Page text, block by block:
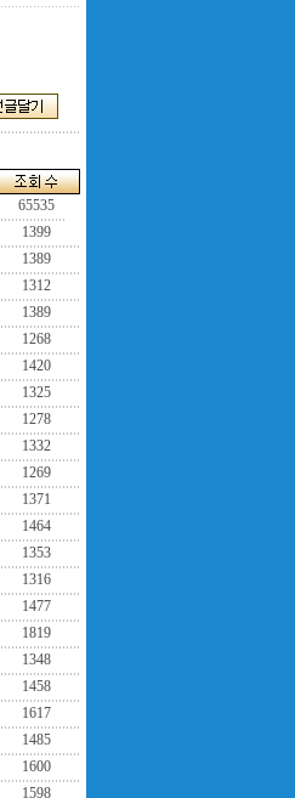
65535
1399
1389
1312
1389
1268
1420
1325
1278
1332
1269
1371
1464
1353
1316
1477
1819
1348
1458
1617
1485
1600
1598